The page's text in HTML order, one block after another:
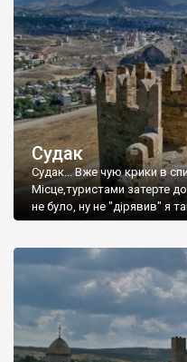
Судак
Судак... Вже чую крики в
Місце,туристами затерте
не було, ну не "дірявив" я